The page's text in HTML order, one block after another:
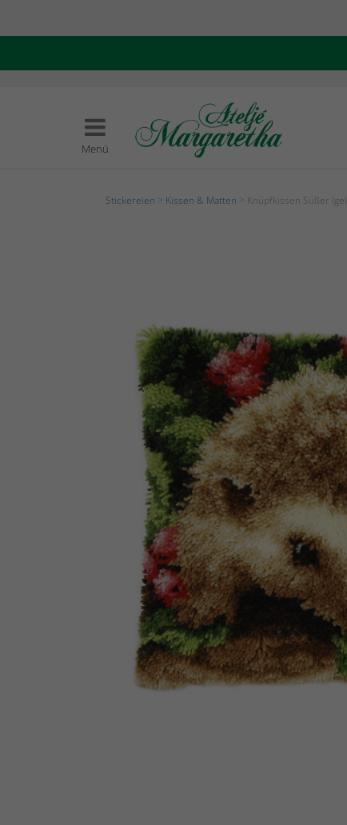
Menü
Stickereien Kissen & Matten > Knüpfkissen Süßer Igel